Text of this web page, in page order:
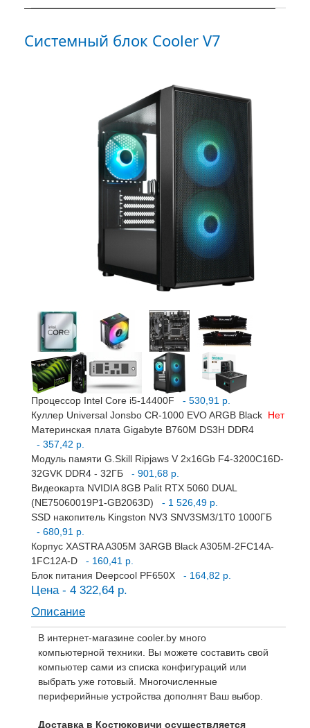
Системный блок Cooler V7
Процессор Intel Core i5-14400F
- 530,91 р.
Куллер Universal Jonsbo CR-1000 EVO ARGB Black Нет
Материнская плата Gigabyte B760M DS3H DDR4
- 357,42 р.
Модуль памяти G.Skill Ripjaws V 2x16Gb F4-3200C16D-
32GVK DDR4 - 32ГБ
- 901,68 р.
Видеокарта NVIDIA 8GB Palit RTX 5060 DUAL
(NE75060019P1-GB2063D)
- 1 526,49 р.
SSD накопитель Kingston NV3 SNV3SM3/1T0 1000ГБ
- 680,91 р.
Корпус XASTRA A305M 3ARGB Black A305M-2FC14A-
1FC12A-D
- 160,41 р.
Блок питания Deepcool PF650X
- 164,82 р.
Цена - 4 322,64 р.
Описание
В интернет-магазине cooler.by много
компьютерной техники. Вы можете составить свой
компьютер сами из списка конфигураций или
выбрать уже готовый. Многочисленные
периферийные устройства дополнят Ваш выбор.
Доставка в Костюковичи осуществляется